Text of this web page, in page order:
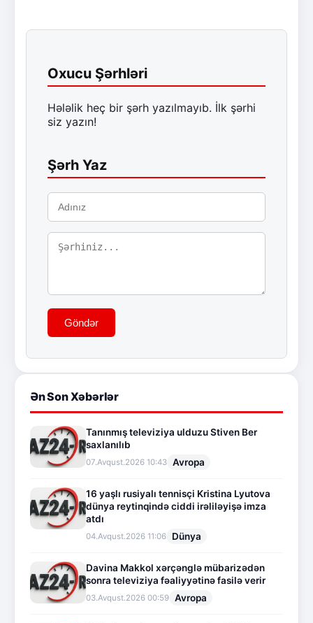
Oxucu Şərhləri
Hələlik heç bir şərh yazılmayıb. İlk şərhi
siz yazın!
Şərh Yaz
Göndər
Ən Son Xəbərlər
Tanınmış televiziya ulduzu Stiven Ber
saxlanılıb
07.Avqust.2026 10:43 Avropa
16 yaşlı rusiyalı tennisçi Kristina Lyutova
dünya reytinqində ciddi irəliləyişə imza
atdı
04.Avqust.2026 11:06 Dünya
Davina Makkol xərçənglə mübarizədən
sonra televiziya fəaliyyətinə fasilə verir
03.Avqust.2026 00:59 Avropa